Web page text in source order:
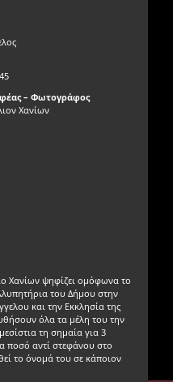
– Φωτογράφος
Χανίων
Χανίων ψηφίζει ομόφωνα το
του Δήμου στην
και την Εκκλησία της
όλα τα μέλη του την
τη σημαία για 3
ποσό αντί στεφάνου στο
το όνομά του σε κάποιον